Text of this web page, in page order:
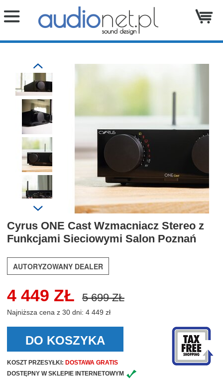
Cyrus ONE Cast Wzmacniacz Stereo z
Funkcjami Sieciowymi Salon Poznań
AUTORYZOWANY DEALER
4 449 ZŁ 5 699 ZŁ
Najniższa cena z 30 dni: 4 449 zł
DO KOSZYKA
KOSZT PRZESYŁKI: DOSTAWA GRATIS
DOSTĘPNY W SKLEPIE INTERNETOWYM